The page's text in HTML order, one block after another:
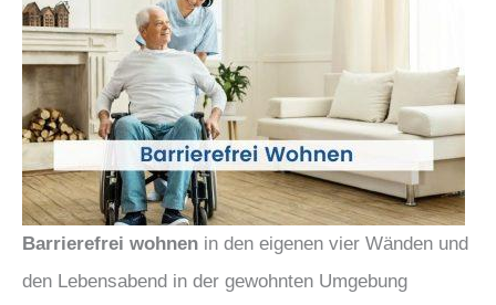
Barrierefrei wohnen in den eigenen vier Wänden und
den Lebensabend in der gewohnten Umgebung